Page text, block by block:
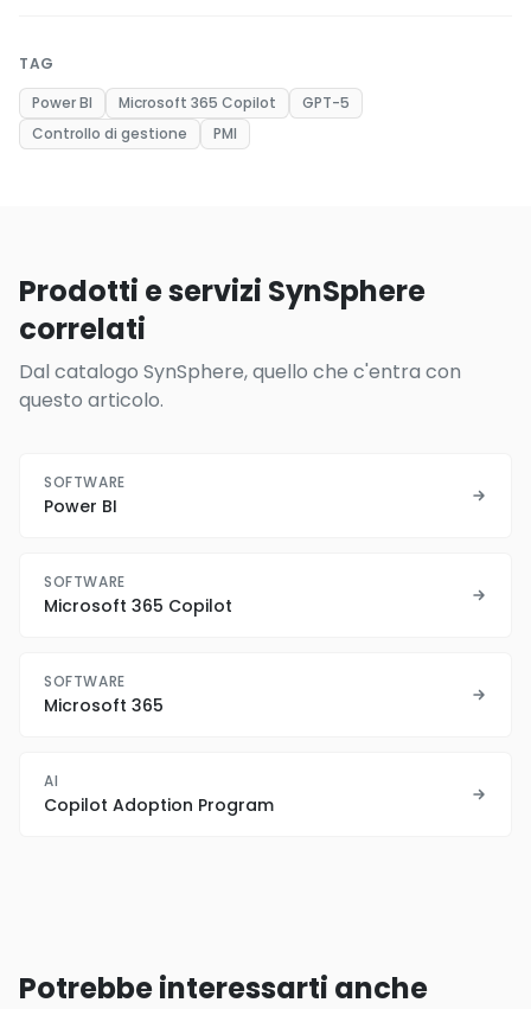
TAG
Power BI
Microsoft 365 Copilot
GPT-5
Controllo di gestione
PMI
Prodotti e servizi SynSphere
correlati
Dal catalogo SynSphere, quello che c'entra con
questo articolo.
SOFTWARE
Power BI
SOFTWARE
Microsoft 365 Copilot
SOFTWARE
Microsoft 365
AI
Copilot Adoption Program
Potrebbe interessarti anche